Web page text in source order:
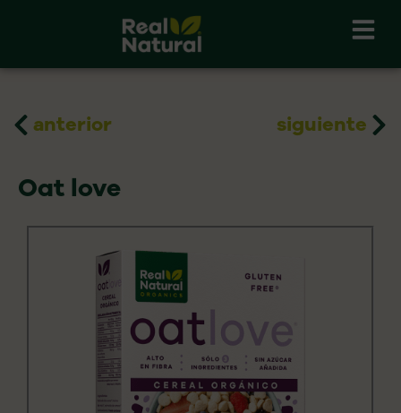
Prev
anterior siguiente
Oat love